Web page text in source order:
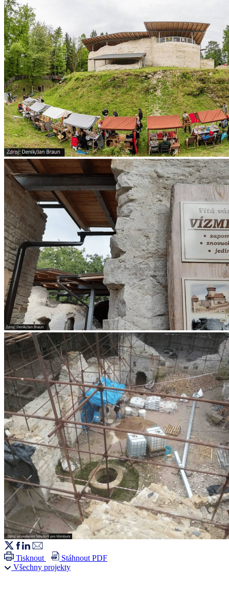
Tisknout
Stáhnout PDF
Všechny projekty